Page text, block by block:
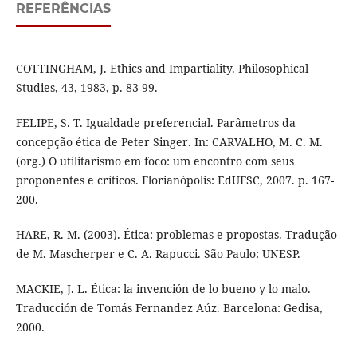
REFERÊNCIAS
COTTINGHAM, J. Ethics and Impartiality. Philosophical
Studies, 43, 1983, p. 83-99.
FELIPE, S. T. Igualdade preferencial. Parâmetros da
concepção ética de Peter Singer. In: CARVALHO, M. C. M.
(org.) O utilitarismo em foco: um encontro com seus
proponentes e críticos. Florianópolis: EdUFSC, 2007. p. 167-
200.
HARE, R. M. (2003). Ética: problemas e propostas. Tradução
de M. Mascherper e C. A. Rapucci. São Paulo: UNESP.
MACKIE, J. L. Ética: la invención de lo bueno y lo malo.
Traducción de Tomás Fernandez Aúz. Barcelona: Gedisa,
2000.